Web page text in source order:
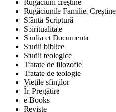
Rugăciuni creştine
Rugăciunile Familiei Creștine
Sfânta Scriptură
Spiritualitate
Studia et Documenta
Studii biblice
Studii teologice
Tratate de filozofie
Tratate de teologie
Vieţile sfinţilor
În Pregătire
e-Books
Reviste